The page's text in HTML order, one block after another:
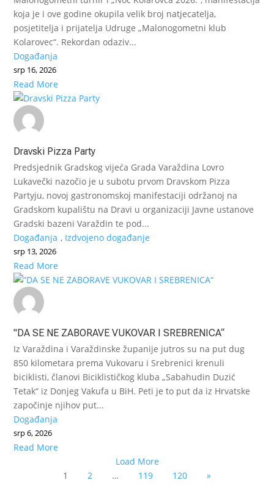
koja je i ove godine okupila velik broj natjecatelja,
posjetitelja i prijatelja Udruge „Malonogometni klub
Kolarovec“. Rekordan odaziv...
Događanja
srp 16, 2026
Read More
Dravski Pizza Party
Predsjednik Gradskog vijeća Grada Varaždina Lovro
Lukavečki nazočio je u subotu prvom Dravskom Pizza
Partyju, novoj gastronomskoj manifestaciji održanoj na
Gradskom kupalištu na Dravi u organizaciji Javne ustanove
Gradski bazeni Varaždin te pod...
Događanja , Izdvojeno događanje
srp 13, 2026
Read More
"DA SE NE ZABORAVE VUKOVAR I SREBRENICA“
Iz Varaždina i Varaždinske županije jutros su na put dug
850 kilometara prema Vukovaru i Srebrenici krenuli
biciklisti, članovi Biciklističkog kluba „Sabahudin Duzić
Tetak“ iz Donjeg Vakufa u BiH. Peti je to put da iz Hrvatske
započinje njihov put...
Događanja
srp 6, 2026
Read More
Load More
1
2 … 119 120 »